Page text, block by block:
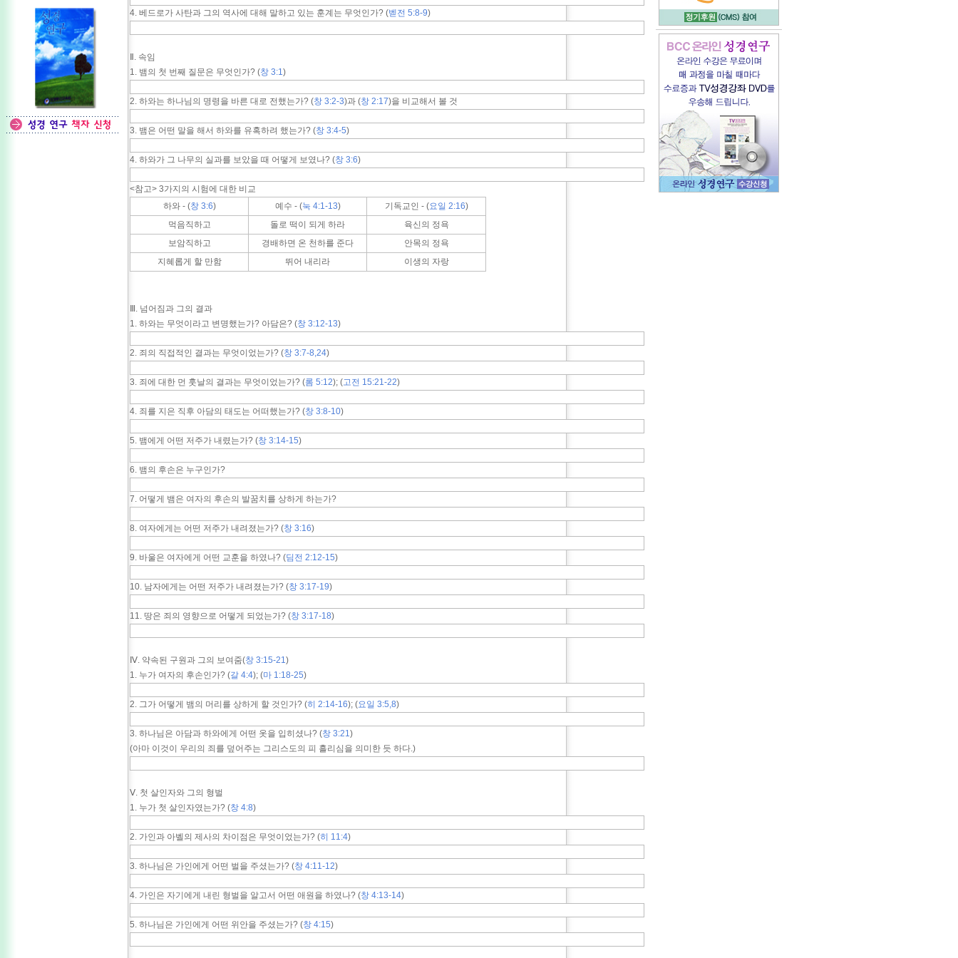
4. 베드로가 사탄과 그의 역사에 대해 말하고 있는 훈계는 무엇인가? (벧전 5:8-9)
Ⅱ. 속임
1. 뱀의 첫 번째 질문은 무엇인가? (창 3:1)
2. 하와는 하나님의 명령을 바른 대로 전했는가? (창 3:2-3)과 (창 2:17)을 비교해서 볼 것
3. 뱀은 어떤 말을 해서 하와를 유혹하려 했는가? (창 3:4-5)
4. 하와가 그 나무의 실과를 보았을 때 어떻게 보였나? (창 3:6)
<참고> 3가지의 시험에 대한 비교
하와 - (창 3:6) 예수 - (눅 4:1-13) 기독교인 - (요일 2:16)
먹음직하고
돌로 떡이 되게 하라
육신의 정욕
보암직하고
경배하면 온 천하를 준다
안목의 정욕
지혜롭게 할 만함
뛰어 내리라 이생의 자랑
Ⅲ. 넘어짐과 그의 결과
1. 하와는 무엇이라고 변명했는가? 아담은? (창 3:12-13)
2. 죄의 직접적인 결과는 무엇이었는가? (창 3:7-8,24)
3. 죄에 대한 먼 훗날의 결과는 무엇이었는가? (롬 5:12); (고전 15:21-22)
4. 죄를 지은 직후 아담의 태도는 어떠했는가? (창 3:8-10)
5. 뱀에게 어떤 저주가 내렸는가? (창 3:14-15)
6. 뱀의 후손은 누구인가?
7. 어떻게 뱀은 여자의 후손의 발꿈치를 상하게 하는가?
8. 여자에게는 어떤 저주가 내려졌는가? (창 3:16)
9. 바울은 여자에게 어떤 교훈을 하였나? (딤전 2:12-15)
10. 남자에게는 어떤 저주가 내려졌는가? (창 3:17-19)
11. 땅은 죄의 영향으로 어떻게 되었는가? (창 3:17-18)
Ⅳ. 약속된 구원과 그의 보여줌(창 3:15-21)
1. 누가 여자의 후손인가? (갈 4:4); (마 1:18-25)
2. 그가 어떻게 뱀의 머리를 상하게 할 것인가? (히 2:14-16); (요일 3:5,8)
3. 하나님은 아담과 하와에게 어떤 옷을 입히셨나? (창 3:21)
(아마 이것이 우리의 죄를 덮어주는 그리스도의 피 흘리심을 의미한 듯 하다.)
Ⅴ. 첫 살인자와 그의 형벌
1. 누가 첫 살인자였는가? (창 4:8)
2. 가인과 아벨의 제사의 차이점은 무엇이었는가? (히 11:4)
3. 하나님은 가인에게 어떤 벌을 주셨는가? (창 4:11-12)
4. 가인은 자기에게 내린 형벌을 알고서 어떤 애원을 하였나? (창 4:13-14)
5. 하나님은 가인에게 어떤 위안을 주셨는가? (창 4:15)